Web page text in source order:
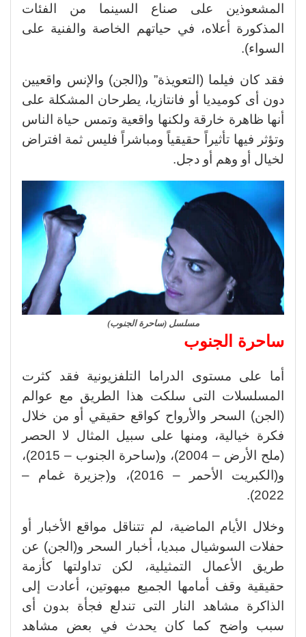
المشعوذين على صناع السينما من الفئات
المذكورة أعلاه، في حياتهم الخاصة والفنية على
السواء).
فقد كان فيلما (التعويذة” و(الجن) والإنس واقعيين
دون أى كوميديا أو فانتازيا، يطرحان المشكلة على
أنها ظاهرة خارقة ولكنها واقعية وتمس حياة الناس
وتؤثر فيها تأثيراً حقيقياً ومباشراً فليس ثمة افتراض
لخيال أو وهم أو دجل.
مسلسل (ساحرة الجنوب)
ساحرة الجنوب
أما على مستوى الدراما التلفزيونية فقد كثرت
المسلسلات التى سلكت هذا الطريق مع عوالم
(الجن) السحر والأرواح كواقع حقيقي أو من خلال
فكرة خيالية، ومنها على سبيل المثال لا الحصر
(ملح الأرض – 2004)، و(ساحرة الجنوب – 2015)،
و(الكبريت الأحمر – 2016)، و(جزيرة غمام –
2022).
وخلال الأيام الماضية، لم تتناقل مواقع الأخبار أو
حفلات السوشيال مبديا، أخبار السحر و(الجن) عن
طريق الأعمال التمثيلية، لكن تداولتها كأزمة
حقيقية وقف أمامها الجميع مبهوتين، أعادت إلى
الذاكرة مشاهد النار التى تندلع فجأة بدون أى
سبب واضح كما كان يحدث في بعض مشاهد